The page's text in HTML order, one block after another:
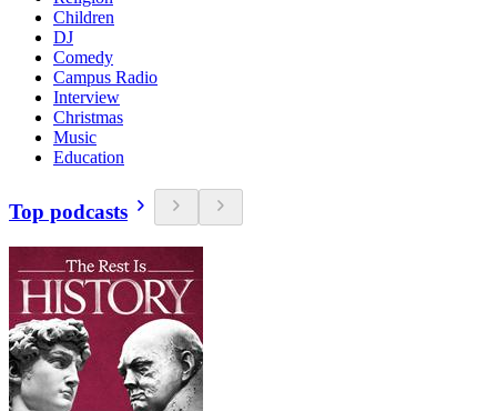
Children
DJ
Comedy
Campus Radio
Interview
Christmas
Music
Education
Top podcasts